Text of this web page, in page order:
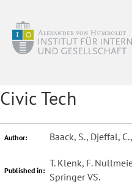
Civic Tech
Author: Baack, S., Djeffal,
Published in:
T. Klenk, F.
Springer VS.